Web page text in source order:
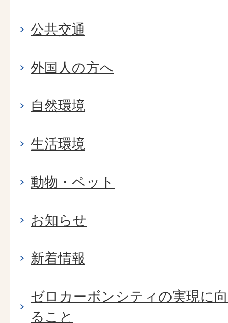
公共交通
外国人の方へ
自然環境
生活環境
動物・ペット
お知らせ
新着情報
ゼロカーボンシティの実現に
ること